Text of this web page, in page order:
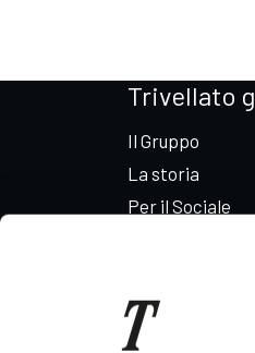
Trivellato
Il Gruppo
La storia
Per il Sociale
Consegna
Leasing e